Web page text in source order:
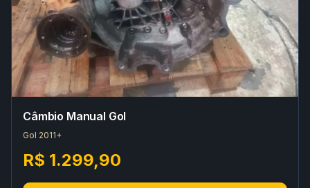
Câmbio Manual Gol
Gol 2011+
R$ 1.299,90